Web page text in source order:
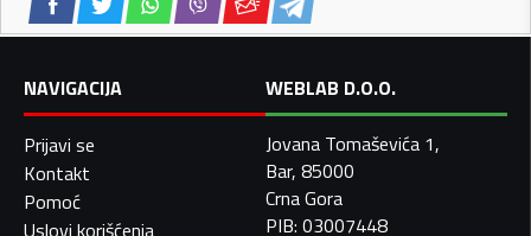
NAVIGACIJA
Prijavi se
Kontakt
Pomoć
WEBLAB D.O.O.
Jovana Tomaševića 1,
Bar, 85000
Crna Gora
PIB: 03007448